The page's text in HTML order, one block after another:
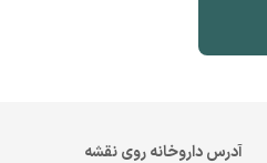
آدرس داروخانه روی نقشه